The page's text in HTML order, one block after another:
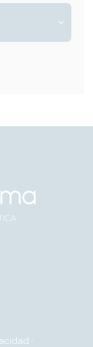
·